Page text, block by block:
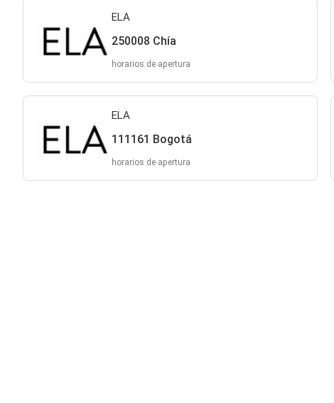
ELA
250008 Chía
horarios de apertura
ELA
111161 Bogotá
horarios de apertura